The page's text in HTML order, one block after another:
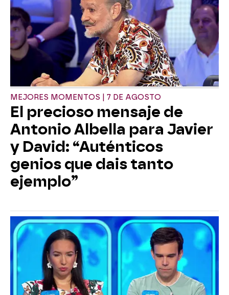
MEJORES MOMENTOS | 7 DE AGOSTO
El precioso mensaje de
Antonio Albella para Javier
y David: “Auténticos
genios que dais tanto
ejemplo”